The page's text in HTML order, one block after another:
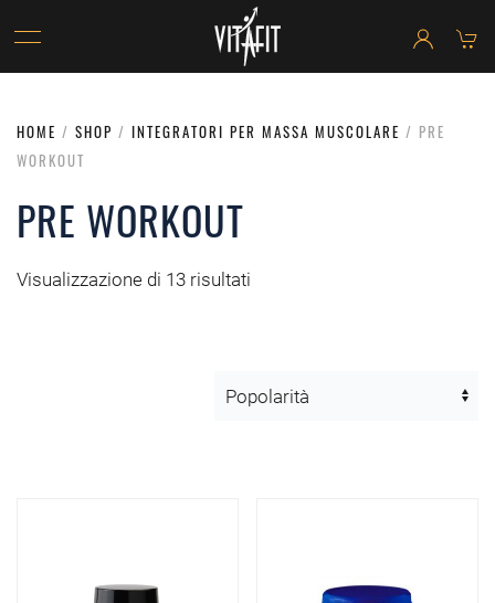
HOME / SHOP / INTEGRATORI PER MASSA MUSCOLARE / PRE
WORKOUT
PRE WORKOUT
Visualizzazione di 13 risultati